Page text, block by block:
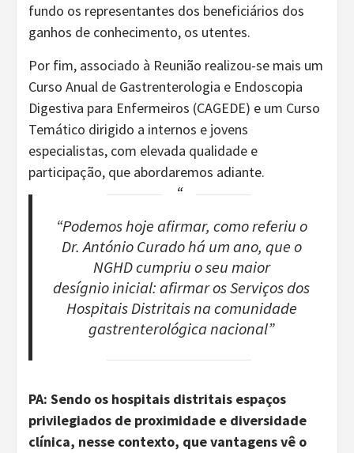
fundo os representantes dos beneficiários dos
ganhos de conhecimento, os utentes.
Por fim, associado à Reunião realizou-se mais um
Curso Anual de Gastrenterologia e Endoscopia
Digestiva para Enfermeiros (CAGEDE) e um Curso
Temático dirigido a internos e jovens
especialistas, com elevada qualidade e
participação, que abordaremos adiante.
“Podemos hoje afirmar, como referiu o
Dr. António Curado há um ano, que o
NGHD cumpriu o seu maior
desígnio inicial: afirmar os Serviços dos
Hospitais Distritais na comunidade
gastrenterológica nacional”
PA: Sendo os hospitais distritais espaços
privilegiados de proximidade e diversidade
clínica, nesse contexto, que vantagens vê o